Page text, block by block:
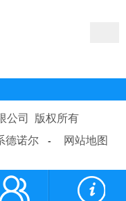
公司
版权所有
德诺尔 - 网站地图